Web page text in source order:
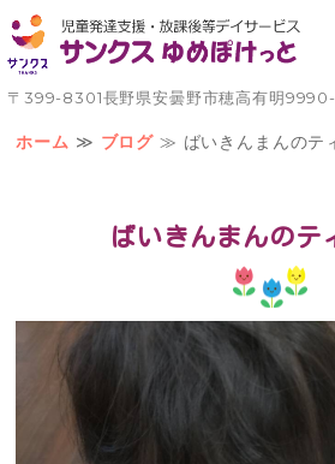
〒399-8301長野県安曇野市穂高有明9990-
ホーム
お問い合わせ
ホーム ≫ ブログ ≫ ばいきんまんのテ
ばいきんまんのテ